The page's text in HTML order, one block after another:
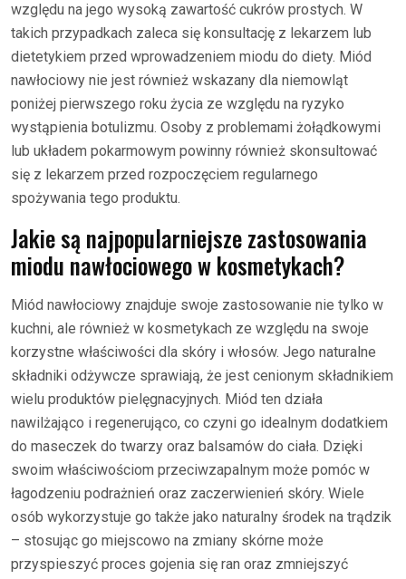
względu na jego wysoką zawartość cukrów prostych. W
takich przypadkach zaleca się konsultację z lekarzem lub
dietetykiem przed wprowadzeniem miodu do diety. Miód
nawłociowy nie jest również wskazany dla niemowląt
poniżej pierwszego roku życia ze względu na ryzyko
wystąpienia botulizmu. Osoby z problemami żołądkowymi
lub układem pokarmowym powinny również skonsultować
się z lekarzem przed rozpoczęciem regularnego
spożywania tego produktu.
Jakie są najpopularniejsze zastosowania
miodu nawłociowego w kosmetykach?
Miód nawłociowy znajduje swoje zastosowanie nie tylko w
kuchni, ale również w kosmetykach ze względu na swoje
korzystne właściwości dla skóry i włosów. Jego naturalne
składniki odżywcze sprawiają, że jest cenionym składnikiem
wielu produktów pielęgnacyjnych. Miód ten działa
nawilżająco i regenerująco, co czyni go idealnym dodatkiem
do maseczek do twarzy oraz balsamów do ciała. Dzięki
swoim właściwościom przeciwzapalnym może pomóc w
łagodzeniu podrażnień oraz zaczerwienień skóry. Wiele
osób wykorzystuje go także jako naturalny środek na trądzik
– stosując go miejscowo na zmiany skórne może
przyspieszyć proces gojenia się ran oraz zmniejszyć